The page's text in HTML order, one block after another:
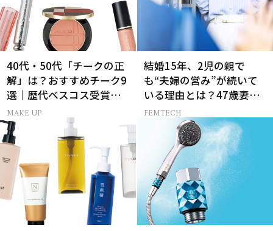
40代・50代「チークの正
解」は？おすすめチーク9
選｜歴代ベスコス受賞ま
とめ＆正しい使い方
MAKE UP
結婚15年、2児の親で
も“夫婦の営み”が続いて
いる理由とは？47歳妻が
実践する【レスにならな
いコツ】
FEMTECH